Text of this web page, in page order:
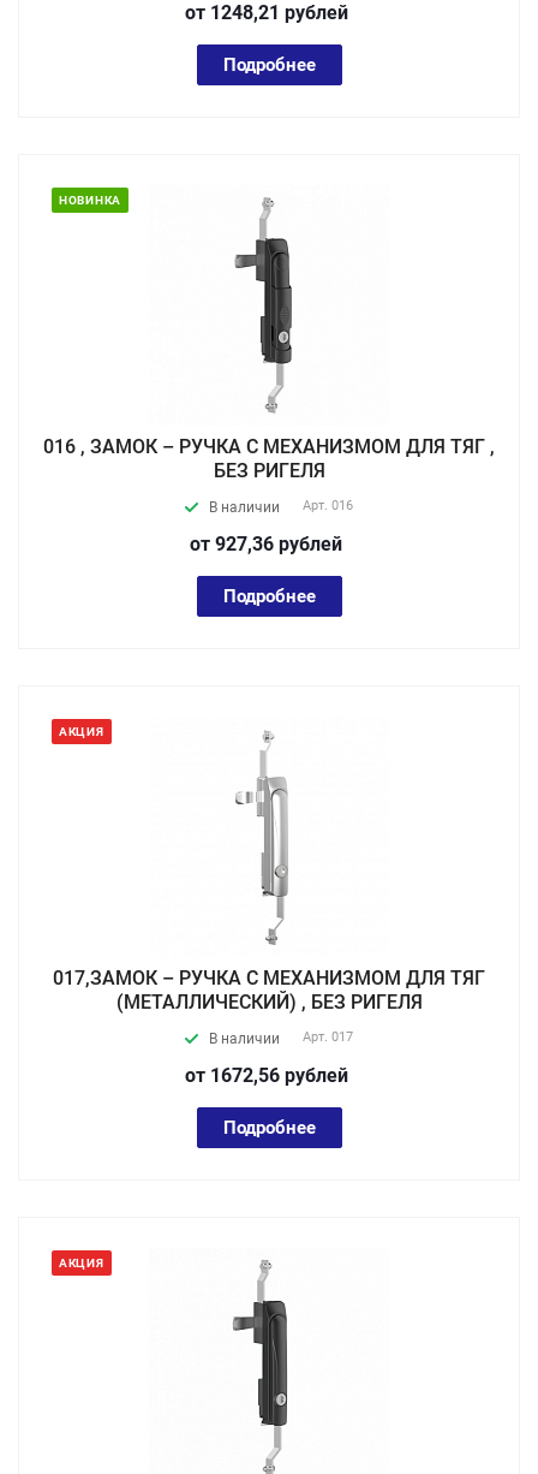
от 1248,21 рублей
Подробнее
НОВИНКА
016 , ЗАМОК – РУЧКА С МЕХАНИЗМОМ ДЛЯ ТЯГ ,
БЕЗ РИГЕЛЯ
В наличии Арт. 016
от 927,36 рублей
Подробнее
АКЦИЯ
017,ЗАМОК – РУЧКА С МЕХАНИЗМОМ ДЛЯ ТЯГ
(МЕТАЛЛИЧЕСКИЙ) , БЕЗ РИГЕЛЯ
В наличии Арт. 017
от 1672,56 рублей
Подробнее
АКЦИЯ